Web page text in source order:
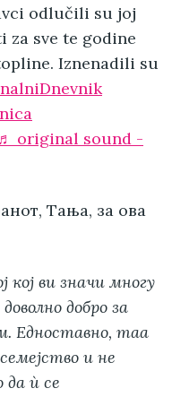
odlučili su joj
za sve te godine
Iznenadili su
original sound -
Тања, за ова
ви значи многу
добро за
Едноставно, таа
и не
да ѝ се